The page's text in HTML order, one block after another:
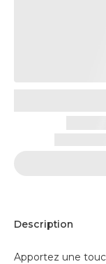
Description
Apportez une